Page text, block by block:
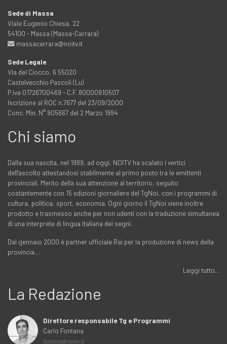
Sede di Massa
Viale Eugenio Chiesa, 22
54100 - Massa (Massa-Carrara)
massacarrara@noitv.it
Sede Legale
Via del Ciocco, 6 55020
Castelvecchio Pascoli (Lu)
P.iva 01726700469 - C.F. 80000910507
Iscrizione al ROC n.7677 del 23/09/2000
Conc. Min. N° 905667 del 2 Marzo 1994
Chi siamo
Dalla sua nascita, nel 1989, ad oggi, NOITV ha scalato i vertici
dell'ascolto attestandosi stabilmente al primo posto tra le emittenti
provinciali. Merito della sua attenzione al territorio, seguito
costantemente con 15 edizioni giornaliere del TgNoi, con i programmi di
cultura, politica, sport, economia. Ogni giorno il TgNoi viene inoltre
prodotto e trasmesso anche per non udenti con la traduzione simultanea
di una interprete di lingua italiana dei segni.
Dal gennaio 2000 è partner ufficiale Rai per la produzione di news della
provincia…
Leggi tutto...
La Redazione
Direttore responsabile Tg e Programmi
Carlo Fontana
fontana@noitv.it